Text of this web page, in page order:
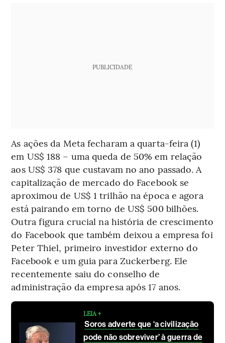
PUBLICIDADE
As ações da Meta fecharam a quarta-feira (1)
em US$ 188 – uma queda de 50% em relação
aos US$ 378 que custavam no ano passado. A
capitalização de mercado do Facebook se
aproximou de US$ 1 trilhão na época e agora
está pairando em torno de US$ 500 bilhões.
Outra figura crucial na história de crescimento
do Facebook que também deixou a empresa foi
Peter Thiel, primeiro investidor externo do
Facebook e um guia para Zuckerberg. Ele
recentemente saiu do conselho de
administração da empresa após 17 anos.
LEIA +
Soros adverte que ‘a civilização
pode não sobreviver’ à guerra de